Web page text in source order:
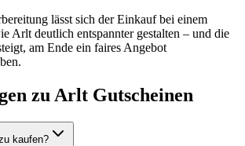
lässt sich der Einkauf bei einem
Arlt deutlich entspannter gestalten – und die
am Ende ein faires Angebot
zu Arlt Gutscheinen
kaufen?